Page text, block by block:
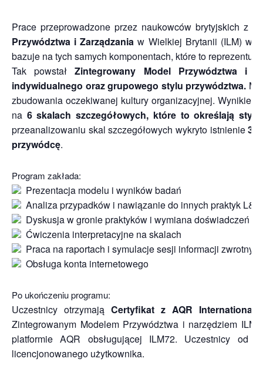
Prace przeprowadzone przez naukowców brytyjskich z
Przywództwa i Zarządzania w Wielkiej Brytanii (ILM)
bazuje na tych samych komponentach, które to
Tak powstałZintegrowany Model Przywództwa i
indywidualnego oraz grupowego stylu przywództwa.
zbudowania oczekiwanej kultury organizacyjnej.
na 6 skalach szczegółowych, które to określają styl
przeanalizowaniu skal szczegółowych wykryto istnienie3
przywódcę.
Program zakłada:
Prezentacja modelu i wyników badań
Analiza przypadków i nawiązanie do innych praktyk
Dyskusja w gronie praktyków i wymiana doświadczeń
Ćwiczenia interpretacyjne na skalach
Praca na raportach i symulacje sesji informacji zwrotnych
Obsługa konta internetowego
Po ukończeniu programu:
Uczestnicy otrzymająCertyfikat z AQR International
Zintegrowanym Modelem Przywództwa i narzędziem
platformie AQR obsługującej ILM72. Uczestnicy
licencjonowanego użytkownika.